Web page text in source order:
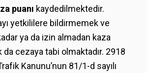
puanı kaydedilmektedir.
yetkililere bildirmemek ve
ya da izin almadan kaza
da cezaya tabi olmaktadır. 2918
Kanunu’nun 81/1-d sayılı